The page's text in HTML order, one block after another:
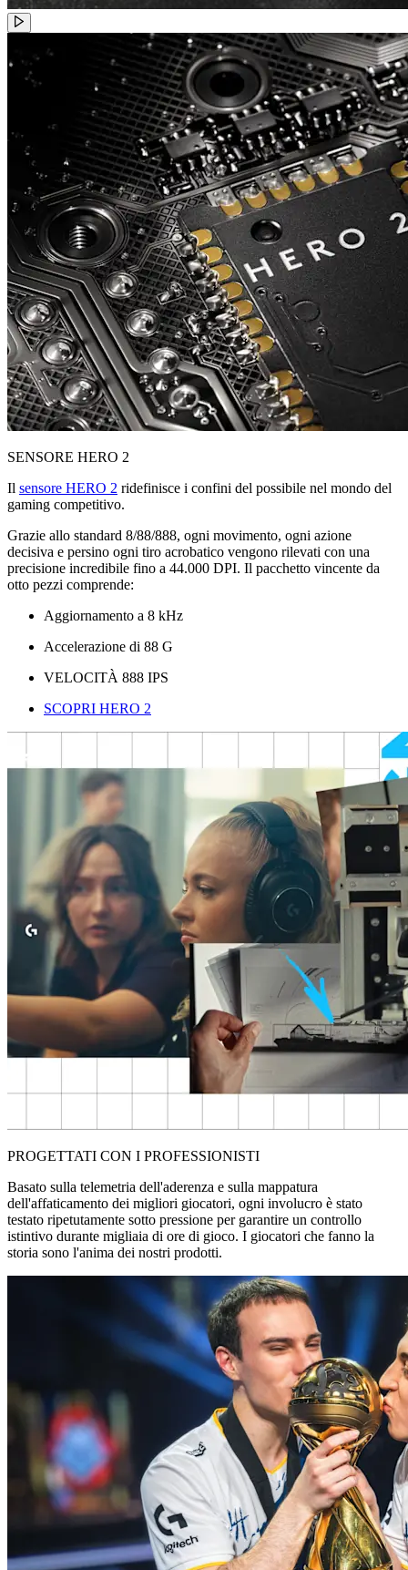
SENSORE HERO 2
Il sensore HERO 2 ridefinisce i confini del possibile nel mondo del
gaming competitivo.
Grazie allo standard 8/88/888, ogni movimento, ogni azione
decisiva e persino ogni tiro acrobatico vengono rilevati con una
precisione incredibile fino a 44.000 DPI. Il pacchetto vincente da
otto pezzi comprende:
Aggiornamento a 8 kHz
Accelerazione di 88 G
VELOCITÀ 888 IPS
SCOPRI HERO 2
PROGETTATI CON I PROFESSIONISTI
Basato sulla telemetria dell'aderenza e sulla mappatura
dell'affaticamento dei migliori giocatori, ogni involucro è stato
testato ripetutamente sotto pressione per garantire un controllo
istintivo durante migliaia di ore di gioco. I giocatori che fanno la
storia sono l'anima dei nostri prodotti.